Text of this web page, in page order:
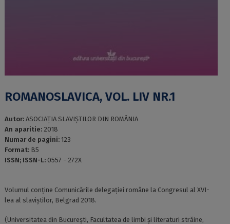
ROMANOSLAVICA, VOL. LIV NR.1
Autor: ASOCIAŢIA SLAVIŞTILOR DIN ROMÂNIA
An aparitie: 2018
Numar de pagini: 123
Format: B5
ISSN; ISSN-L: 0557 - 272X
Volumul conține Comunicările delegației române la Congresul al XVI-
lea al slaviștilor, Belgrad 2018.
(Universitatea din Bucureşti, Facultatea de limbi şi literaturi străine,